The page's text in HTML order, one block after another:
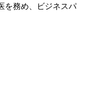
を務め、ビジネスパ